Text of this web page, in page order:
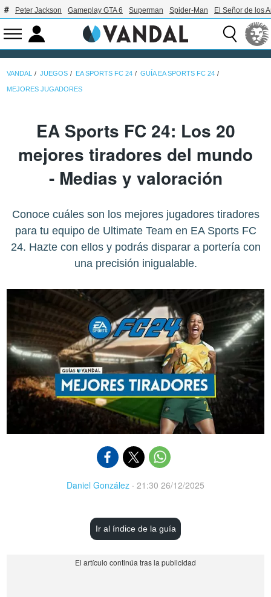
Peter Jackson Gameplay GTA 6 Superman Spider-Man El Señor de los
VANDAL JUEGOS EA SPORTS FC 24 GUÍA EA SPORTS FC 24
MEJORES JUGADORES
EA Sports FC 24: Los 20
mejores tiradores del mundo
- Medias y valoración
Conoce cuáles son los mejores jugadores tiradores
para tu equipo de Ultimate Team en EA Sports FC
24. Hazte con ellos y podrás disparar a portería con
una precisión inigualable.
Daniel González · 21:30 26/12/2025
Ir al índice de la guía